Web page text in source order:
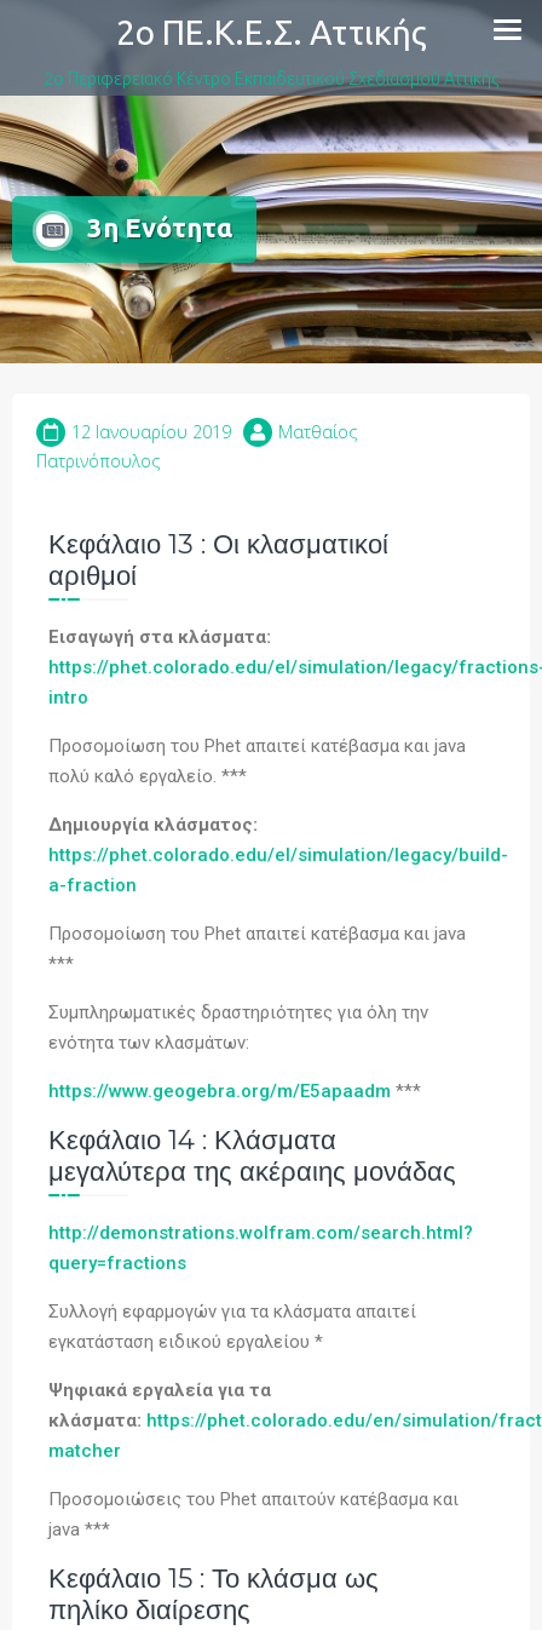
2ο ΠΕ.Κ.Ε.Σ. Αττικής
2ο Περιφερειακό Κέντρο Εκπαιδευτικού Σχεδιασμού Αττικής
3η Ενότητα
12 Ιανουαρίου 2019
Ματθαίος
Πατρινόπουλος
Κεφάλαιο 13 : Οι κλασματικοί
αριθμοί
Εισαγωγή στα κλάσματα:
https://phet.colorado.edu/el/simulation/legacy/
intro
Προσομοίωση του Phet απαιτεί κατέβασμα και java
πολύ καλό εργαλείο. ***
Δημιουργία κλάσματος:
https://phet.colorado.edu/el/simulation/legacy/build-
a-fraction
Προσομοίωση του Phet απαιτεί κατέβασμα και java
***
Συμπληρωματικές δραστηριότητες για όλη την
ενότητα των κλασμάτων:
https://www.geogebra.org/m/E5apaadm ***
Κεφάλαιο 14 : Κλάσματα
μεγαλύτερα της ακέραιης μονάδας
http://demonstrations.wolfram.com/search.html?
query=fractions
Συλλογή εφαρμογών για τα κλάσματα απαιτεί
εγκατάσταση ειδικού εργαλείου *
Ψηφιακά εργαλεία για τα
κλάσματα: https://phet.colorado.edu/en/simulation/
matcher
Προσομοιώσεις του Phet απαιτούν κατέβασμα και
java ***
Κεφάλαιο 15 : Το κλάσμα ως
πηλίκο διαίρεσης